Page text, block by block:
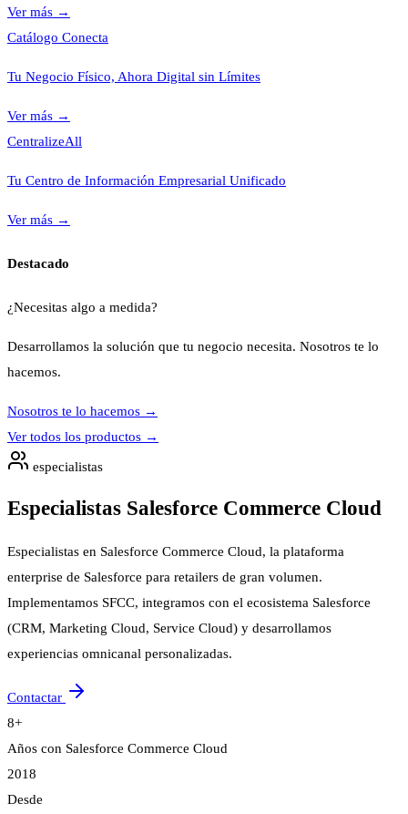
Ver más →
Catálogo Conecta
Tu Negocio Físico, Ahora Digital sin Límites
Ver más →
CentralizeAll
Tu Centro de Información Empresarial Unificado
Ver más →
Destacado
¿Necesitas algo a medida?
Desarrollamos la solución que tu negocio necesita. Nosotros te lo
hacemos.
Nosotros te lo hacemos →
Ver todos los productos →
especialistas
Especialistas Salesforce Commerce Cloud
Especialistas en Salesforce Commerce Cloud, la plataforma
enterprise de Salesforce para retailers de gran volumen.
Implementamos SFCC, integramos con el ecosistema Salesforce
(CRM, Marketing Cloud, Service Cloud) y desarrollamos
experiencias omnicanal personalizadas.
Contactar
8+
Años con Salesforce Commerce Cloud
2018
Desde